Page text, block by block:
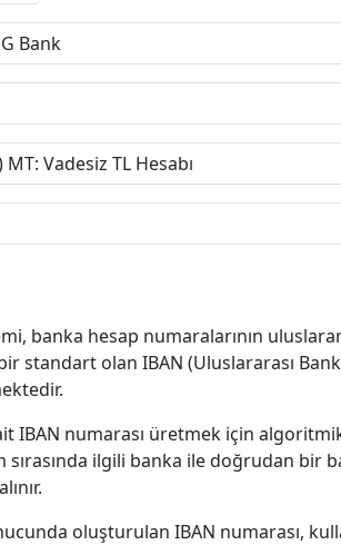
banka hesap numaralarının
standart olan IBAN (Uluslararası
IBAN numarası üretmek için
sırasında ilgili banka ile doğrudan bir
oluşturulan IBAN numarası,